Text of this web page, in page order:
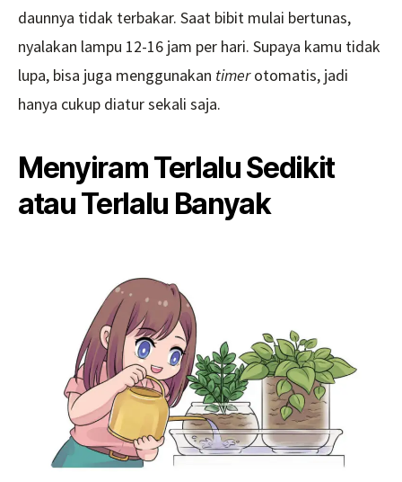
daunnya tidak terbakar. Saat bibit mulai bertunas,
nyalakan lampu 12-16 jam per hari. Supaya kamu tidak
lupa, bisa juga menggunakan timerotomatis, jadi
hanya cukup diatur sekali saja.
Menyiram Terlalu Sedikit
atau Terlalu Banyak